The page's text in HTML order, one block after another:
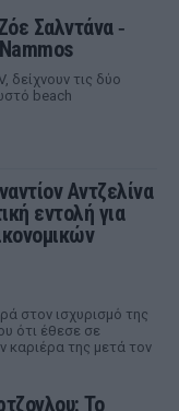
Σαλντάνα ‑
δείχνουν τις δύο
beach
Αντζελίνα
εντολή για
στον ισχυρισμό της
ότι έθεσε σε
καριέρα της μετά τον
Το